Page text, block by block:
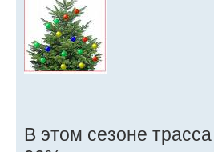
В этом сезоне